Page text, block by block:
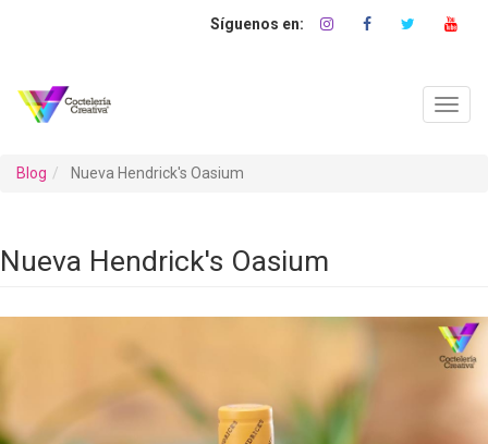
Blog Nueva Hendrick's Oasium
Nueva Hendrick's Oasium